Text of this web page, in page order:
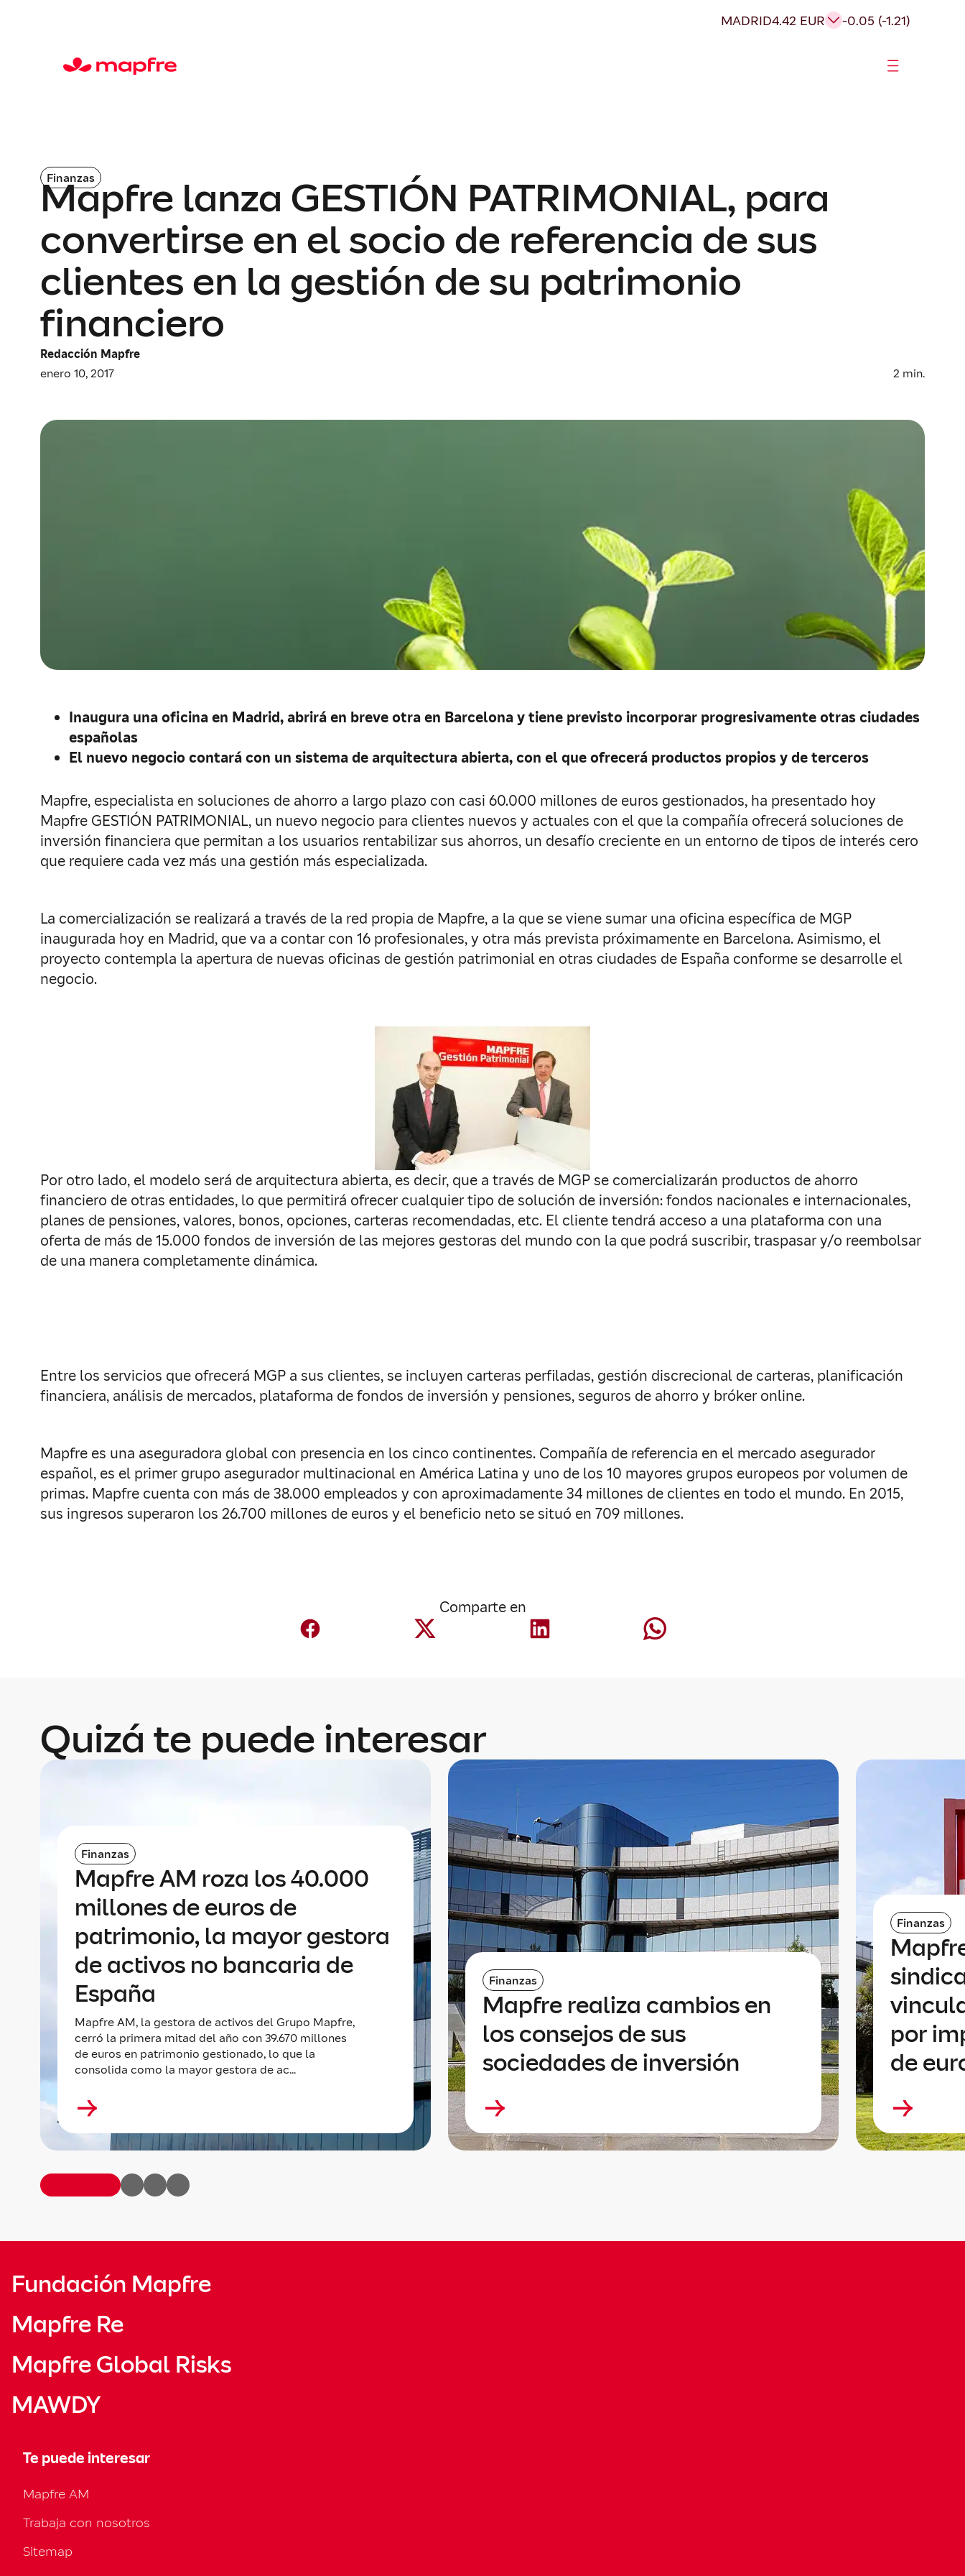
MADRID4.42 EUR -0.05 (-1.21)
Finanzas
Mapfre lanza GESTIÓN PATRIMONIAL, para
convertirse en el socio de referencia de sus
clientes en la gestión de su patrimonio
financiero
Redacción Mapfre
enero 10, 2017
2 min.
Inaugura una oficina en Madrid, abrirá en breve otra en Barcelona y tiene previsto incorporar progresivamente otras ciudades
españolas
El nuevo negocio contará con un sistema de arquitectura abierta, con el que ofrecerá productos propios y de terceros
Mapfre, especialista en soluciones de ahorro a largo plazo con casi 60.000 millones de euros gestionados, ha presentado hoy
Mapfre GESTIÓN PATRIMONIAL, un nuevo negocio para clientes nuevos y actuales con el que la compañía ofrecerá soluciones de
inversión financiera que permitan a los usuarios rentabilizar sus ahorros, un desafío creciente en un entorno de tipos de interés cero
que requiere cada vez más una gestión más especializada.
La comercialización se realizará a través de la red propia de Mapfre, a la que se viene sumar una oficina específica de MGP
inaugurada hoy en Madrid, que va a contar con 16 profesionales, y otra más prevista próximamente en Barcelona. Asimismo, el
proyecto contempla la apertura de nuevas oficinas de gestión patrimonial en otras ciudades de España conforme se desarrolle el
negocio.
Por otro lado, el modelo será de arquitectura abierta, es decir, que a través de MGP se comercializarán productos de ahorro
financiero de otras entidades, lo que permitirá ofrecer cualquier tipo de solución de inversión: fondos nacionales e internacionales,
planes de pensiones, valores, bonos, opciones, carteras recomendadas, etc. El cliente tendrá acceso a una plataforma con una
oferta de más de 15.000 fondos de inversión de las mejores gestoras del mundo con la que podrá suscribir, traspasar y/o reembolsar
de una manera completamente dinámica.
Entre los servicios que ofrecerá MGP a sus clientes, se incluyen carteras perfiladas, gestión discrecional de carteras, planificación
financiera, análisis de mercados, plataforma de fondos de inversión y pensiones, seguros de ahorro y bróker online.
Mapfre es una aseguradora global con presencia en los cinco continentes. Compañía de referencia en el mercado asegurador
español, es el primer grupo asegurador multinacional en América Latina y uno de los 10 mayores grupos europeos por volumen de
primas. Mapfre cuenta con más de 38.000 empleados y con aproximadamente 34 millones de clientes en todo el mundo. En 2015,
sus ingresos superaron los 26.700 millones de euros y el beneficio neto se situó en 709 millones.
Comparte en
Quizá te puede interesar
Finanzas
Mapfre AM roza los 40.000
millones de euros de
patrimonio, la mayor gestora
de activos no bancaria de
España
Mapfre AM, la gestora de activos del Grupo Mapfre,
cerró la primera mitad del año con 39.670 millones
de euros en patrimonio gestionado, lo que la
consolida como la mayor gestora de ac...
Finanzas
Mapfre realiza cambios en
los consejos de sus
sociedades de inversión
Finanzas
por
de
Fundación Mapfre
Mapfre Re
Mapfre Global Risks
MAWDY
Te puede interesar
Mapfre AM
Trabaja con nosotros
Sitemap